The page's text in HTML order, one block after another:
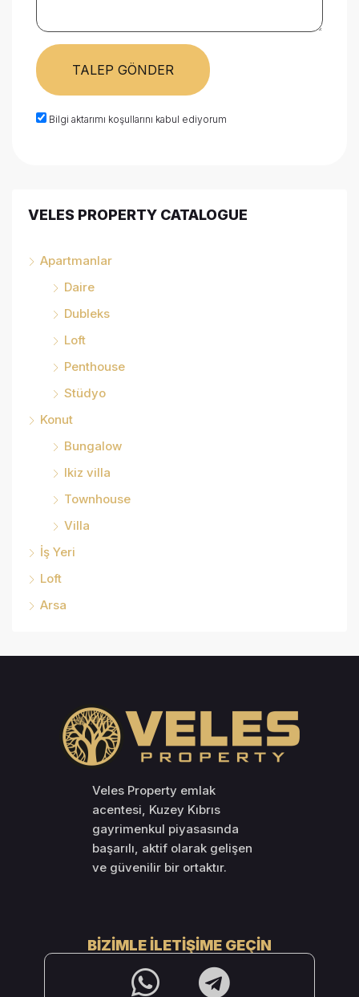
TALEP GÖNDER
Bilgi aktarımı koşullarını kabul ediyorum
VELES PROPERTY CATALOGUE
Apartmanlar
Daire
Dubleks
Loft
Penthouse
Stüdyo
Konut
Bungalow
Ikiz villa
Townhouse
Villa
İş Yeri
Loft
Arsa
Veles Property emlak
acentesi, Kuzey Kıbrıs
gayrimenkul piyasasında
başarılı, aktif olarak gelişen
ve güvenilir bir ortaktır.
BIZIMLE İLETIŞIME GEÇIN